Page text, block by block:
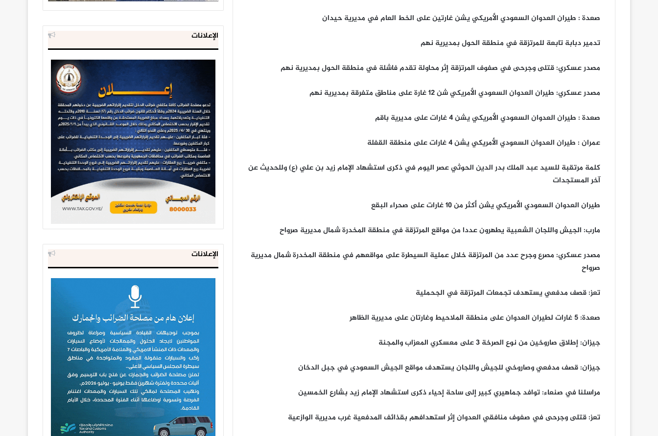
صعدة : طيران العدوان السعودي الأمريكي يشن غارتين على الخط العام في مديرية حيدان
تدمير دبابة تابعة للمرتزقة في منطقة الحول بمديرية نهم
مصدر عسكري: قتلى وجرحى في صفوف المرتزقة إثر محاولة تقدم فاشلة في منطقة الحول بمديرية نهم
مصدر عسكري: طيران العدوان السعودي الأمريكي شن 12 غارة على مناطق متفرقة بمديرية نهم
صعدة : طيران العدوان السعودي الأمريكي يشن 4 غارات على مديرية باقم
عمران : طيران العدوان السعودي الأمريكي يشن 4 غارات على منطقة القفلة
كلمة مرتقبة للسيد عبد الملك بدر الدين الحوثي عصر اليوم في ذكرى استشهاد الإمام زيد بن علي (ع) وللحديث عن
آخر المستجدات
طيران العدوان السعودي الأمريكي يشن أكثر من 10 غارات على صحراء البقع
مارب: الجيش واللجان الشعبية يطهرون عددا من مواقع المرتزقة في منطقة المخدرة شمال مديرية صرواح
مصدر عسكري: مصرع وجرح عدد من المرتزقة خلال عملية السيطرة على مواقعهم في منطقة المخدرة شمال مديرية
صرواح
تعز: قصف مدفعي يستهدف تجمعات المرتزقة في الجحملية
صعدة: 5 غارات لطيران العدوان على منطقة الملاحيط وغارتان على مديرية الظاهر
جيزان: إطلاق صاروخين من نوع الصرخة 3 على معسكري المعزاب والمجنة
جيزان: قصف مدفعي وصاروخي للجيش واللجان يستهدف مواقع الجيش السعودي في جبل الدخان
مراسلنا في صنعاء: توافد جماهيري كبير إلى ساحة إحياء ذكرى استشهاد الإمام زيد بشارع الخمسين
تعز: قتلى وجرحى في صفوف منافقي العدوان إثر استهدافهم بقذائف المدفعية غرب مديرية الوازعية
الإعلانات
الإعلانات